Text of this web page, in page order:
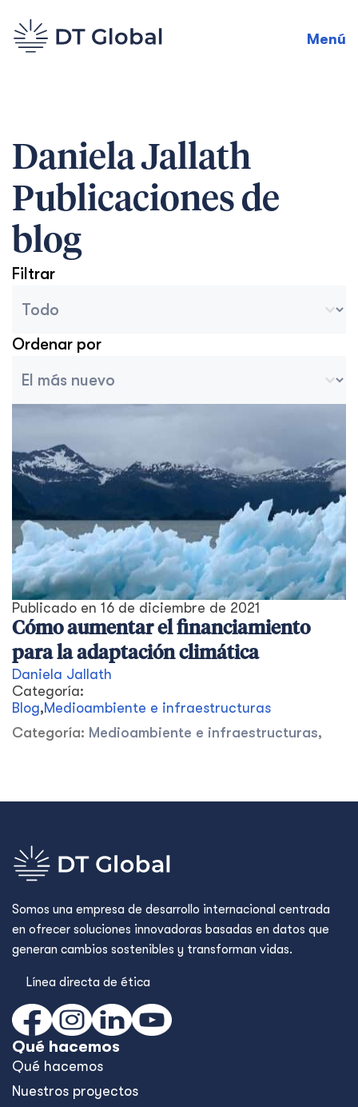
Menú
Daniela Jallath
Publicaciones de
blog
Filtrar
Ordenar por
Publicado en 16 de diciembre de 2021
Cómo aumentar el financiamiento
para la adaptación climática
Daniela Jallath
Categoría:
Blog,Medioambiente e infraestructuras
Categoría: Medioambiente e infraestructuras,
Somos una empresa de desarrollo internacional centrada
en ofrecer soluciones innovadoras basadas en datos que
generan cambios sostenibles y transforman vidas.
Línea directa de ética
Qué hacemos
Qué hacemos
Nuestros proyectos